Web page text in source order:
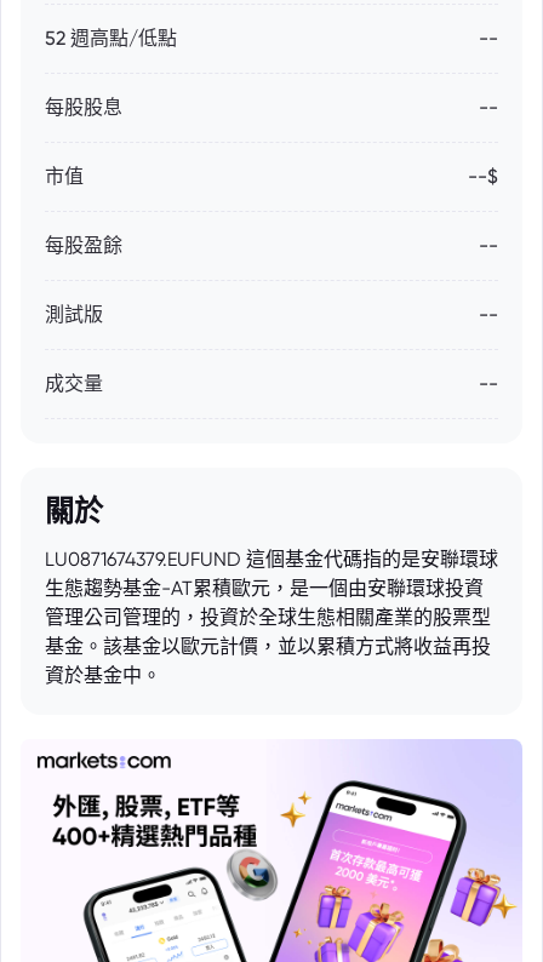
52 週高點/低點 --
每股股息 --
市值 --$
每股盈餘 --
測試版 --
成交量 --
關於
LU0871674379.EUFUND 這個基金代碼指的是安聯環球
生態趨勢基金-AT累積歐元，是一個由安聯環球投資
管理公司管理的，投資於全球生態相關產業的股票型
基金。該基金以歐元計價，並以累積方式將收益再投
資於基金中。